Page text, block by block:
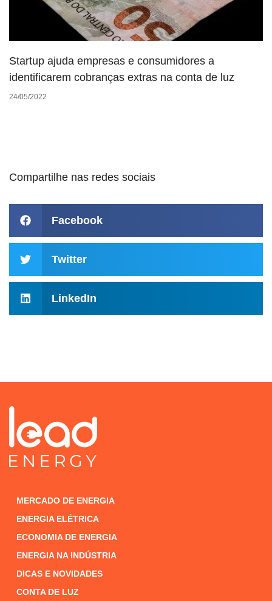
Startup ajuda empresas e consumidores a
identificarem cobranças extras na conta de luz
24/05/2022
Compartilhe nas redes sociais
Facebook
Twitter
LinkedIn
MERCADO DE ENERGIA
ENERGIA ELÉTRICA
ECONOMIA DE ENERGIA
ENERGIA NA INDÚSTRIA
DICAS E NOVIDADES
CONTA DE LUZ